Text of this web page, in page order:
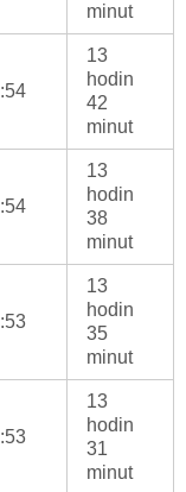
minut
13
hodin
42
minut
13
hodin
38
minut
13
hodin
35
minut
13
hodin
31
minut